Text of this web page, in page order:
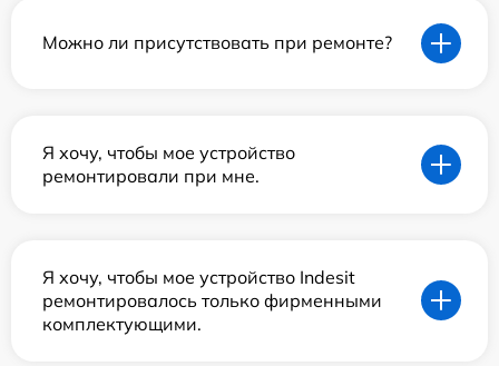
Можно ли присутствовать при ремонте?
Я хочу, чтобы мое устройство
ремонтировали при мне.
Я хочу, чтобы мое устройство Indesit
ремонтировалось только фирменными
комплектующими.